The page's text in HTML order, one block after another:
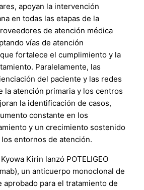
apoyan la intervención
en todas las etapas de la
de atención médica
vías de atención
fortalece el cumplimiento y la
Paralelamente, las
del paciente y las redes
la atención primaria y los centros
la identificación de casos,
constante en los
y un crecimiento sostenido
entornos de atención.
Kirin lanzó POTELIGEO
un anticuerpo monoclonal de
aprobado para el tratamiento de